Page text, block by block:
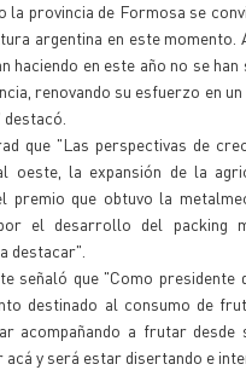
la provincia de Formosa se
argentina en este momento.
haciendo en este año no se
renovando su esfuerzo en
que "Las perspectivas de
oeste, la expansión de la
premio que obtuvo la
el desarrollo del packing
destacar".
señaló que "Como presidente
destinado al consumo de
acompañando a frutar desde
y será estar disertando e